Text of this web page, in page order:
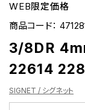
WEB限定価格
商品コード：
3/8DR
22614
SIGNET / シグネット